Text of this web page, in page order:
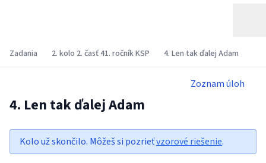
Zadania 2. kolo 2. časť 41. ročník KSP 4. Len tak ďalej Adam
Zoznam úloh
4. Len tak ďalej Adam
Kolo už skončilo. Môžeš si pozrieťvzorové riešenie.